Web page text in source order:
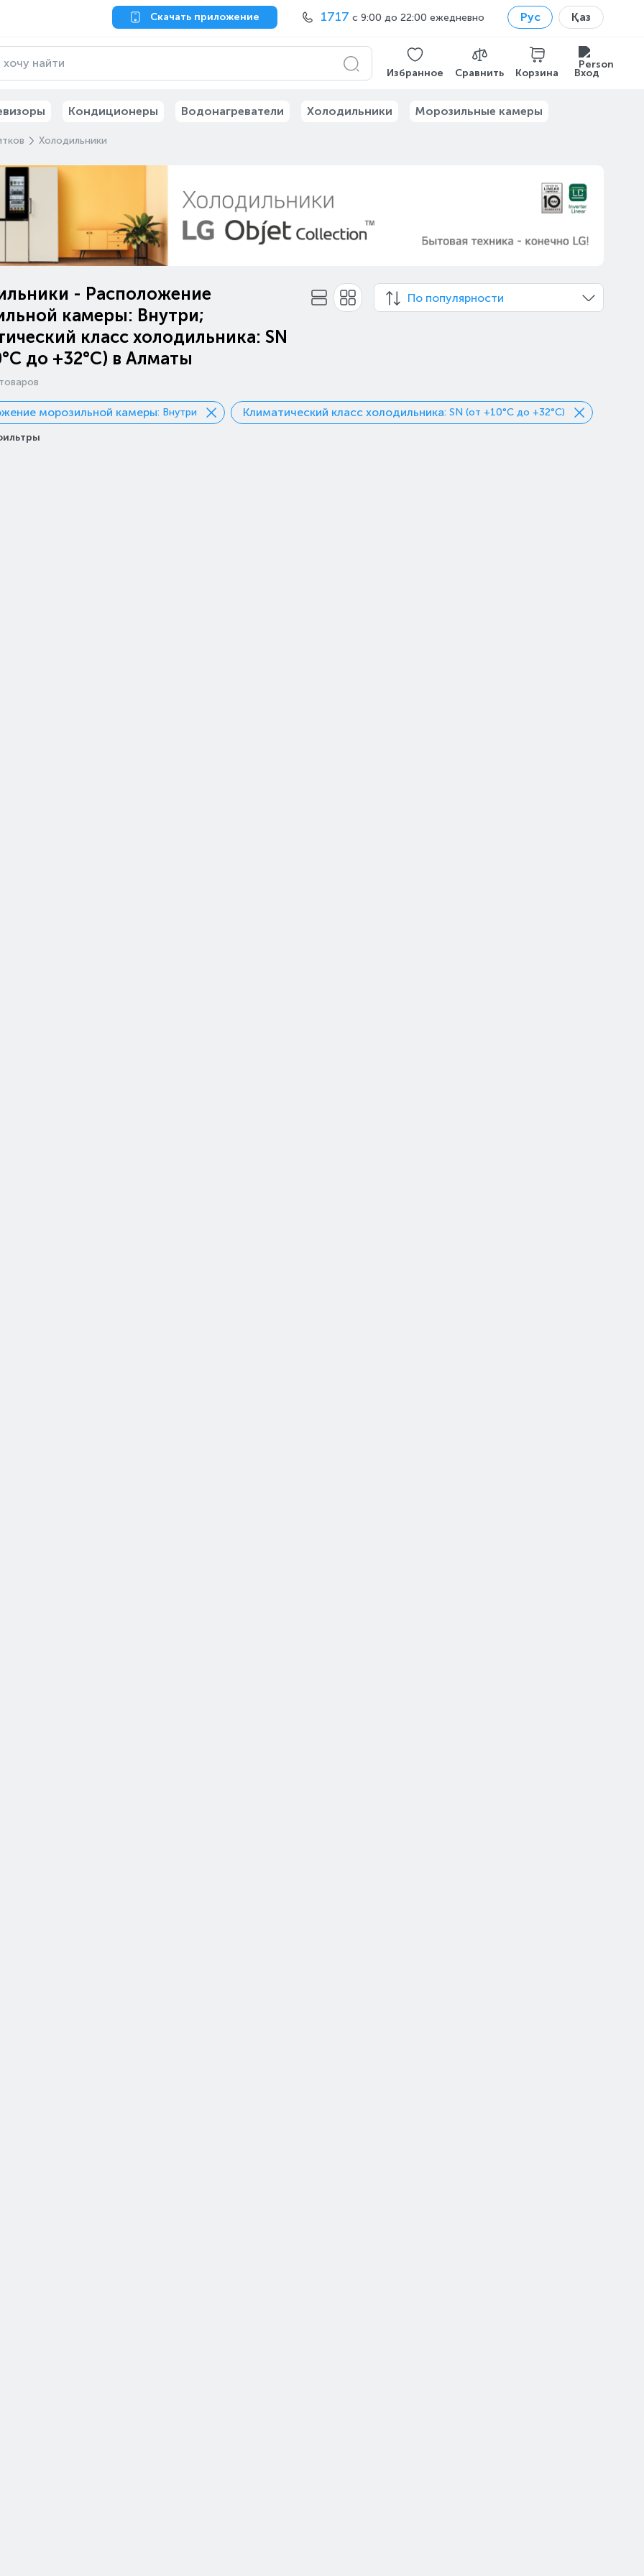
Скачать приложение 1717 с 9:00 до 22:00 ежедневно Рус Қаз
Избранное Сравнить Корзина Вход
Кондиционеры Водонагреватели Холодильники Морозильные камеры
Холодильники
- Расположение
камеры: Внутри;
класс холодильника: SN
до +32°С) в Алматы
По популярности
морозильной камеры: Внутри Климатический класс холодильника: SN (от +10°С до +32°С)